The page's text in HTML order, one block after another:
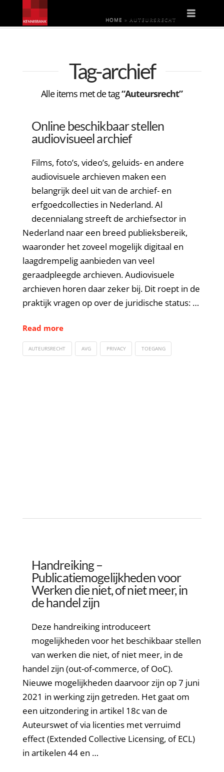
HOME » AUTEURSRECHT
Tag-archief
Alle items met de tag“Auteursrecht”
Online beschikbaar stellen
audiovisueel archief
Films, foto’s, video’s, geluids- en andere
audiovisuele archieven maken een
belangrijk deel uit van de archief- en
erfgoedcollecties in Nederland. Al
decennialang streeft de archiefsector in
Nederland naar een breed publieksbereik,
waaronder het zoveel mogelijk digitaal en
laagdrempelig aanbieden van veel
geraadpleegde archieven. Audiovisuele
archieven horen daar zeker bij. Dit roept in de
praktijk vragen op over de juridische status: …
Read more
AUTEURSRECHT AVG PRIVACY TOEGANG
Handreiking –
Publicatiemogelijkheden voor
Werken die niet, of niet meer, in
de handel zijn
Deze handreiking introduceert
mogelijkheden voor het beschikbaar stellen
van werken die niet, of niet meer, in de
handel zijn (out-of-commerce, of OoC).
Nieuwe mogelijkheden daarvoor zijn op 7 juni
2021 in werking zijn getreden. Het gaat om
een uitzondering in artikel 18c van de
Auteurswet of via licenties met verruimd
effect (Extended Collective Licensing, of ECL)
in artikelen 44 en …